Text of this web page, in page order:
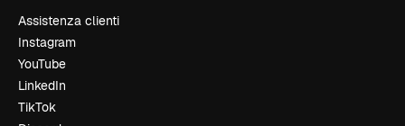
Assistenza clienti
Instagram
YouTube
LinkedIn
TikTok